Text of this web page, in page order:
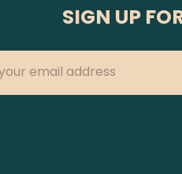
SIGN UP